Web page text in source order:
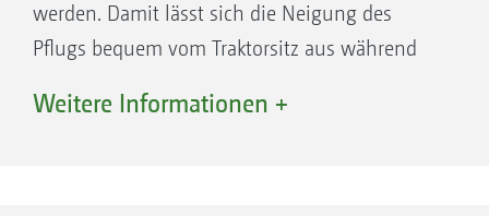
werden. Damit lässt sich die Neigung des
Pflugs bequem vom Traktorsitz aus während
Steuergerät einstellen. Die Konfiguration mit
Weitere Informationen +